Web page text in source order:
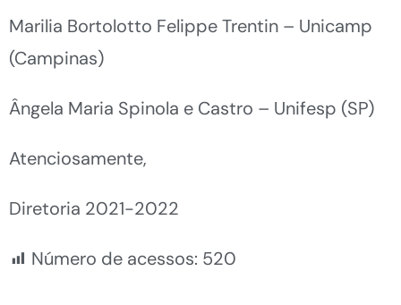
Marilia Bortolotto Felippe Trentin – Unicamp
(Campinas)
Ângela Maria Spinola e Castro – Unifesp (SP)
Atenciosamente,
Diretoria 2021-2022
Número de acessos: 520